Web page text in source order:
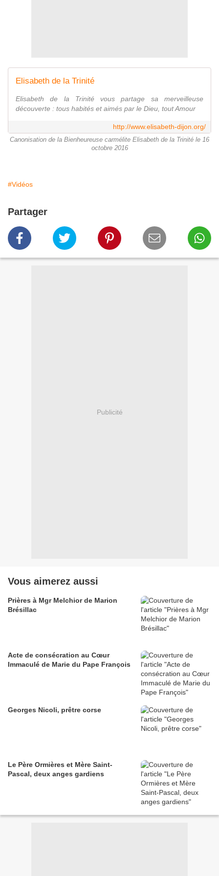
Elisabeth de la Trinité
Elisabeth de la Trinité vous partage sa merveilleuse
découverte : tous habités et aimés par le Dieu, tout Amour
http://www.elisabeth-dijon.org/
Canonisation de la Bienheureuse carmélite Elisabeth de la Trinité le 16
octobre 2016
#Vidéos
Partager
Publicité
Vous aimerez aussi
Prières à Mgr Melchior de Marion
Brésillac
Acte de consécration au Cœur
Immaculé de Marie du Pape François
Georges Nicoli, prêtre corse
Le Père Ormières et Mère Saint-
Pascal, deux anges gardiens